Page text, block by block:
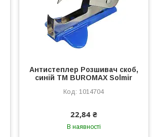
Антистеплер Розшивач скоб,
синій ТМ BUROMAX Solmir
1014704
22,84 ₴
В наявності